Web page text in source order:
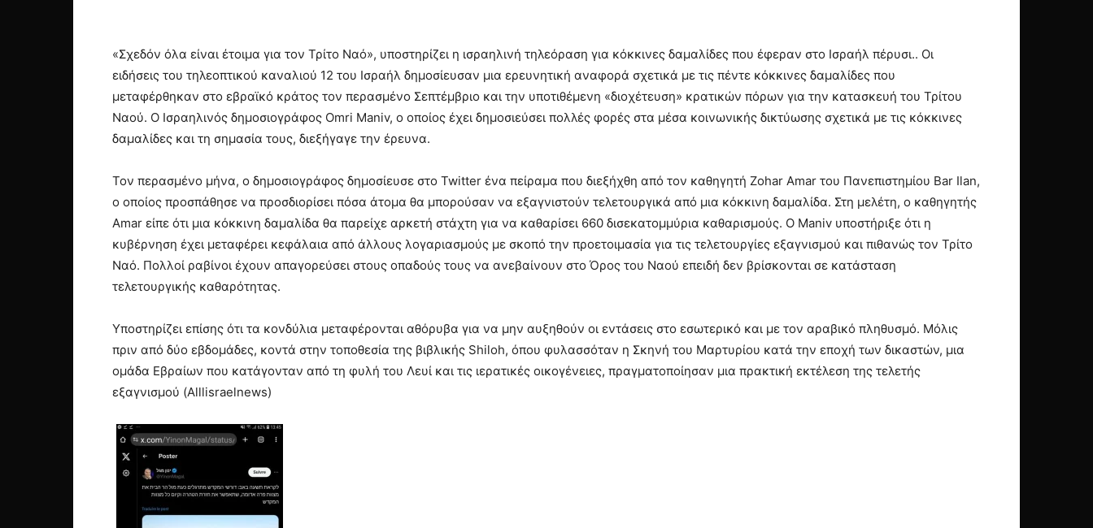
«Σχεδόν όλα είναι έτοιμα για τον Τρίτο Ναό», υποστηρίζει η ισραηλινή τηλεόραση για κόκκινες δαμαλίδες που έφεραν στο Ισραήλ πέρυσι.. Οι
ειδήσεις του τηλεοπτικού καναλιού 12 του Ισραήλ δημοσίευσαν μια ερευνητική αναφορά σχετικά με τις πέντε κόκκινες δαμαλίδες που
μεταφέρθηκαν στο εβραϊκό κράτος τον περασμένο Σεπτέμβριο και την υποτιθέμενη «διοχέτευση» κρατικών πόρων για την κατασκευή του Τρίτου
Ναού. Ο Ισραηλινός δημοσιογράφος Omri Maniv, ο οποίος έχει δημοσιεύσει πολλές φορές στα μέσα κοινωνικής δικτύωσης σχετικά με τις κόκκινες
δαμαλίδες και τη σημασία τους, διεξήγαγε την έρευνα.
Τον περασμένο μήνα, ο δημοσιογράφος δημοσίευσε στο Twitter ένα πείραμα που διεξήχθη από τον καθηγητή Zohar Amar του Πανεπιστημίου Bar Ilan,
ο οποίος προσπάθησε να προσδιορίσει πόσα άτομα θα μπορούσαν να εξαγνιστούν τελετουργικά από μια κόκκινη δαμαλίδα. Στη μελέτη, ο καθηγητής
Amar είπε ότι μια κόκκινη δαμαλίδα θα παρείχε αρκετή στάχτη για να καθαρίσει 660 δισεκατομμύρια καθαρισμούς. Ο Maniv υποστήριξε ότι η
κυβέρνηση έχει μεταφέρει κεφάλαια από άλλους λογαριασμούς με σκοπό την προετοιμασία για τις τελετουργίες εξαγνισμού και πιθανώς τον Τρίτο
Ναό. Πολλοί ραβίνοι έχουν απαγορεύσει στους οπαδούς τους να ανεβαίνουν στο Όρος του Ναού επειδή δεν βρίσκονται σε κατάσταση
τελετουργικής καθαρότητας.
Υποστηρίζει επίσης ότι τα κονδύλια μεταφέρονται αθόρυβα για να μην αυξηθούν οι εντάσεις στο εσωτερικό και με τον αραβικό πληθυσμό. Μόλις
πριν από δύο εβδομάδες, κοντά στην τοποθεσία της βιβλικής Shiloh, όπου φυλασσόταν η Σκηνή του Μαρτυρίου κατά την εποχή των δικαστών, μια
ομάδα Εβραίων που κατάγονταν από τη φυλή του Λευί και τις ιερατικές οικογένειες, πραγματοποίησαν μια πρακτική εκτέλεση της τελετής
εξαγνισμού (Alllisraelnews)